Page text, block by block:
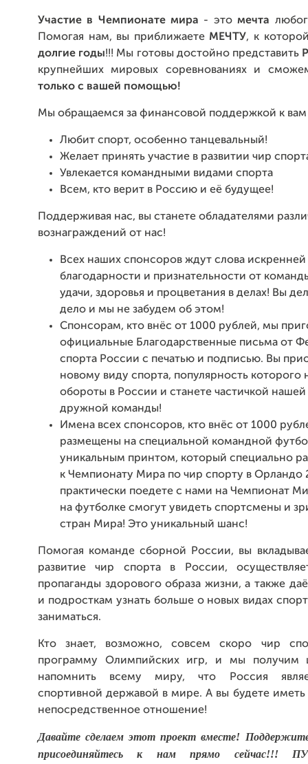
Участие в Чемпионате мира - этомечта
Помогая нам, вы приближаете МЕЧТУ, к
долгие годы!!! Мы готовы достойно представить
крупнейших мировых соревнованиях и
только с вашей помощью!
Мы обращаемся за финансовой поддержкой к вам
Любит спорт, особенно танцевальный!
Желает принять участие в развитии чир
Увлекается командными видами спорта
Всем, кто верит в Россию и её будущее!
Поддерживая нас, вы станете обладателями
вознаграждений от нас!
Всех наших спонсоров ждут слова искренней
благодарности и признательности от
удачи, здоровья и процветания в делах! Вы
дело и мы не забудем об этом!
Спонсорам, кто внёс от 1000 рублей, мы
официальные Благодарственные письма от
спорта России с печатью и подписью. Вы
новому виду спорта, популярность которого
обороты в России и станете частичкой
дружной команды!
Имена всех спонсоров, кто внёс от 1000
размещены на специальной командной
уникальным принтом, который специально
к Чемпионату Мира по чир спорту в Орландо
практически поедете с нами на Чемпионат
на футболке смогут увидеть спортсмены и
стран Мира! Это уникальный шанс!
Помогая команде сборной России, вы
развитие чир спорта в России,
пропаганды здорового образа жизни, а также
и подросткам узнать больше о новых видах
заниматься.
Кто знает, возможно, совсем скоро чир
программу Олимпийских игр, и мы получим
напомнить всему миру, что Россия
спортивной державой в мире. А вы будете
непосредственное отношение!
Давайте сделаем этот проект вместе!
присоединяйтесь к нам прямо сейчас!!!